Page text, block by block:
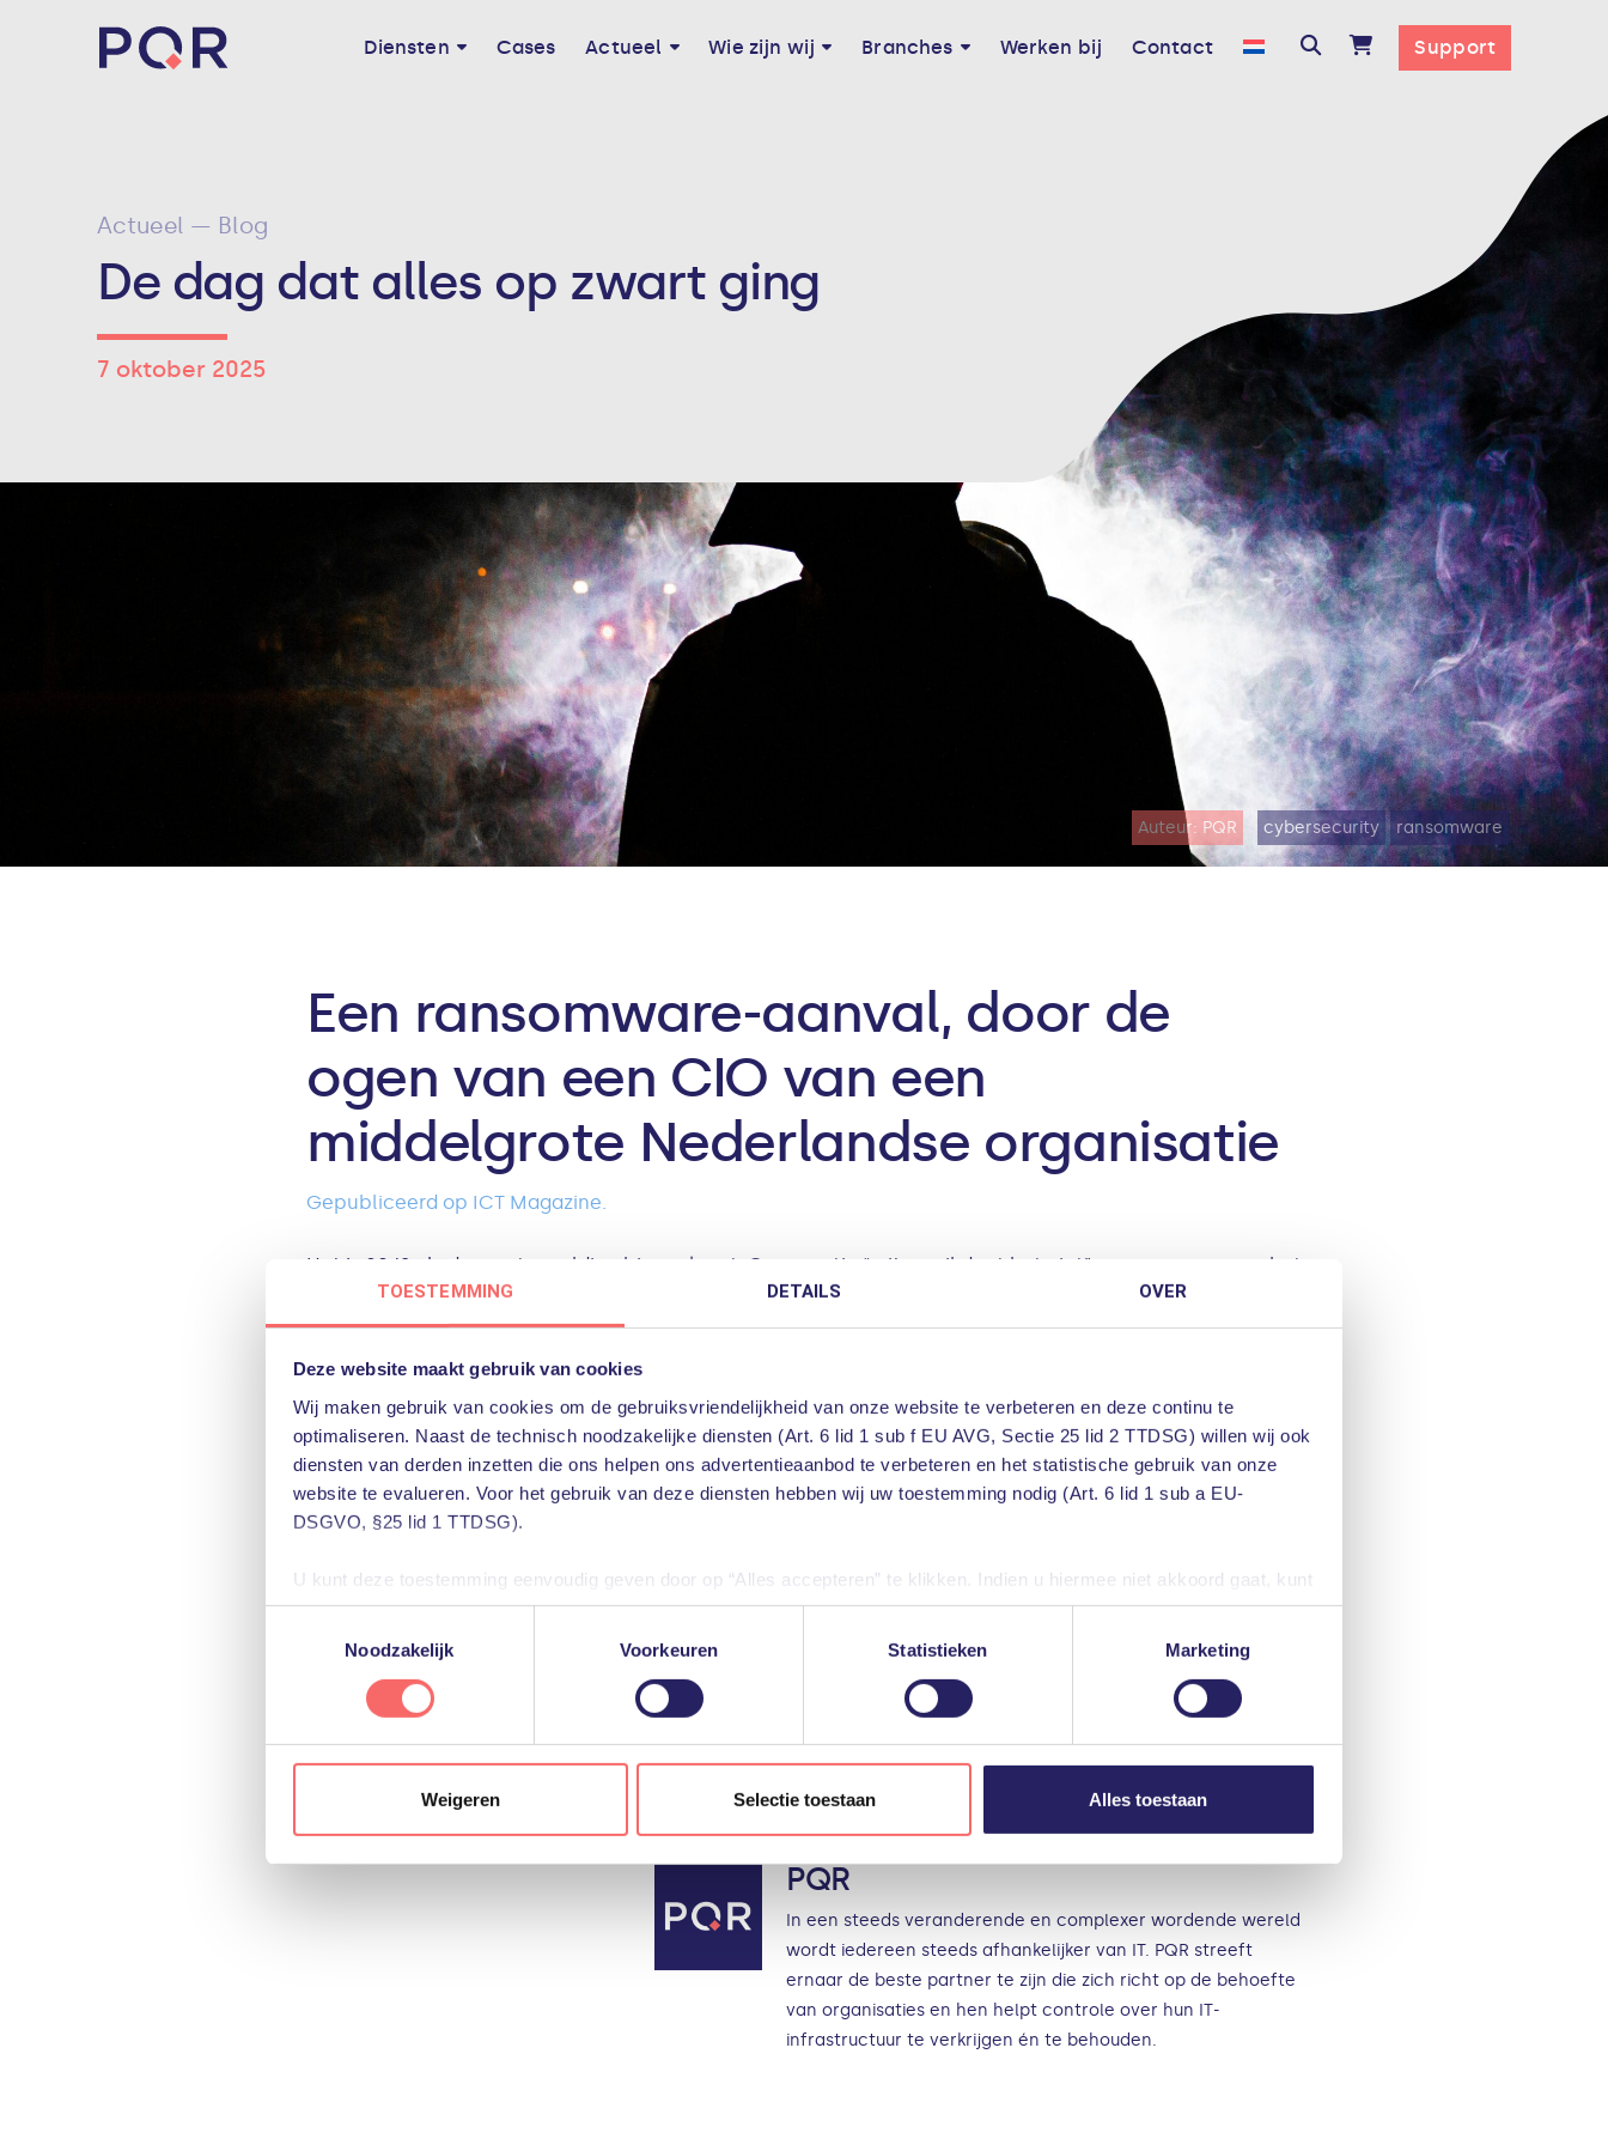
TOESTEMMING DETAILS OVER
Deze website maakt gebruik van cookies
Wij maken gebruik van cookies om de gebruiksvriendelijkheid van onze website te verbeteren en deze continu te
optimaliseren. Naast de technisch noodzakelijke diensten (Art. 6 lid 1 sub f EU AVG, Sectie 25 lid 2 TTDSG) willen wij ook
diensten van derden inzetten die ons helpen ons advertentieaanbod te verbeteren en het statistische gebruik van onze
website te evalueren. Voor het gebruik van deze diensten hebben wij uw toestemming nodig (Art. 6 lid 1 sub a EU-
DSGVO, §25 lid 1 TTDSG).
U kunt deze toestemming eenvoudig geven door op “Alles accepteren” te klikken. Indien u hiermee niet akkoord gaat, kunt
u het gebruik van niet-essentiële diensten uitschakelen door op “Alles weigeren” te klikken. Uiteraard kunt u ook de
Meer informatie, inclusief gegevensverwerking door derden, vindt u in de instellingen en in onze privacyverklaring. U kunt
het gebruik van cookies te allen tijde weigeren of aanpassen via uw instellingen.
Noodzakelijk
Voorkeuren Statistieken Marketing
Weigeren Selectie toestaan Alles toestaan
Diensten Cases Actueel Wie zijn wij Branches Werken bij Contact Support
Actueel — Blog
De dag dat alles op zwart ging
7 oktober 2025
Auteur: PQR cybersecurity ransomware
Een ransomware-aanval, door de
ogen van een CIO van een
middelgrote Nederlandse organisatie
Gepubliceerd op ICT Magazine.
Het is 09:12 als de eerste melding binnenkomt. Geen rustig “mijn mail doet het niet”, maar een screenshot
van een rood scherm: honderden bestanden met de extensie .LOCKED_BY_PHOENIX en een
tekstbestand met de naam READ_ME_NOW.txt op het bureaublad van een applicatieserver.
Ik open het tekstbestand. Mijn ogen glijden over korte, zakelijke zinnen:
“Uw bestanden zijn versleuteld. Betaal 50 BTC binnen 7 dagen of al uw data wordt gepubliceerd en de
sleutel vernietigd. Contact: phoenixnegotiator@protonmail.com. Voeg bij uw bericht dit ID toe: ORG-
982-XX.”
Mijn maag draait om. Dit is geen storing. Dit is ransomware. En meteen weet ik dat we een paar cruciale
Verder lezen? Dit artikel is door ons gepubliceerd op ICT Magazine:lees het hier.
Geplaatst door
PQR
In een steeds veranderende en complexer wordende wereld
wordt iedereen steeds afhankelijker van IT. PQR streeft
ernaar de beste partner te zijn die zich richt op de behoefte
van organisaties en hen helpt controle over hun IT-
infrastructuur te verkrijgen én te behouden.